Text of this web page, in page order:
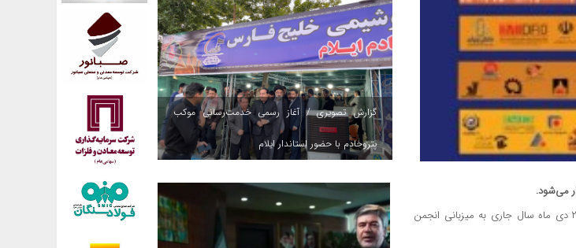
به نقل از ایراسین، چهارمین جشنواره و نمایشگاه ملی فولاد ایران، ۲۰ تا ۲۲ دی ماه سال جاری به میزبانی انجمن
گزارش تصویری / آغاز رسمی خدمت‌رسانی موکب
پتروخادم با حضور استاندار ایلام